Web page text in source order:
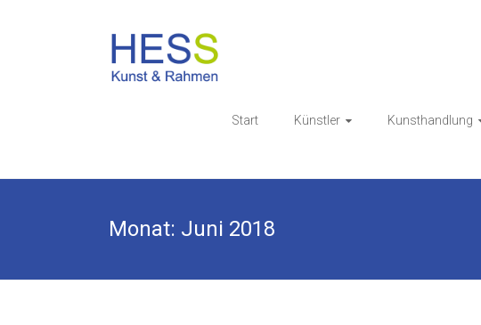
Start Künstler Kunsthandlung
Monat: Juni 2018